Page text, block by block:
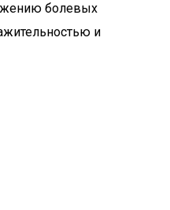
болевых
и